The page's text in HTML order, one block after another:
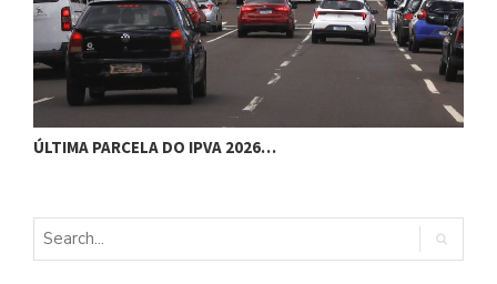
ÚLTIMA PARCELA DO IPVA 2026…